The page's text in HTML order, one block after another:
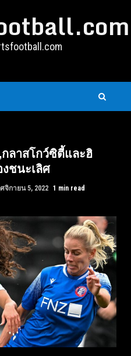
กลาสโกว์ซิตี้และฮิ
ชนะเลิศ
จิกายน 5, 2022 1 min read